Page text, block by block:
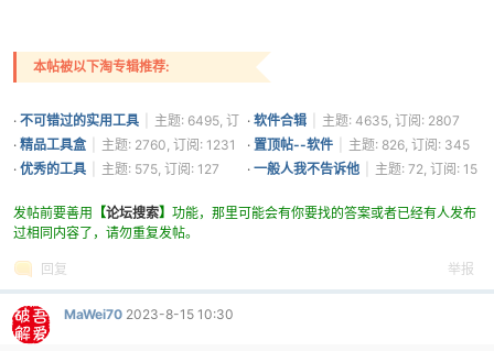
本帖被以下淘专辑推荐:
· 不可错过的实用工具
主题: 6495, 订
阅: 3707
· 软件合辑
主题: 4635, 订阅: 2807
· 精品工具盒 主题: 2760, 订阅: 1231 · 置顶帖--软件
主题: 826, 订阅: 345
· 优秀的工具 主题: 575, 订阅: 127 · 一般人我不告诉他 主题: 72, 订阅: 15
发帖前要善用 【论坛搜索】 功能，那里可能会有你要找的答案或者已经有人发布
过相同内容了，请勿重复发帖。
回复 举报
MaWei70 2023-8-15 10:30